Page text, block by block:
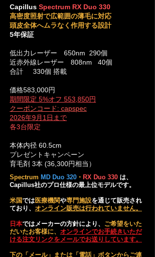
Capillus Spectrum RX Duo 330
高密度照射で広範囲の薄毛に対応
頭皮全体へムラなく作用する設計
5年保証
低出力レーザー 650nm 290個
近赤外線レーザー 808nm 40個
合計 330個 搭載
価格583,000円
​期間限定 5%オフ 553,850円
クーポンコード: capspec
2026年9月1日まで
​各3台限定
本体内径 60.5cm
プレゼントキャンペーン
育毛剤 3本 (36,300円相当）
Spectrum MD Duo 320 ・ RX Duo 330 は、
Capillus社のプロ仕様の最上位モデルです。
米国では医療機関や専門施設を通じて販売され
ており、 オンライン販売は行われていません。
日本ではメーカーの方針により、 ご希望をいた
だいたお客様に、 オンラインでお手続きいただ
ける注文リンクをメールでお送りしています。
下の「メール」または「電話」ボタンからご連